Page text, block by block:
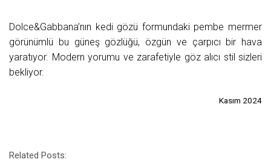
Dolce&Gabbana’nın kedi gözü formundaki pembe mermer
görünümlü bu güneş gözlüğü, özgün ve çarpıcı bir hava
yaratıyor. Modern yorumu ve zarafetiyle göz alıcı stil sizleri
bekliyor.
Kasım 2024
Related Posts: